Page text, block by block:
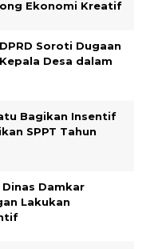
Ekonomi Kreatif
Soroti Dugaan
Desa dalam
Bagikan Insentif
SPPT Tahun
Damkar
Lakukan